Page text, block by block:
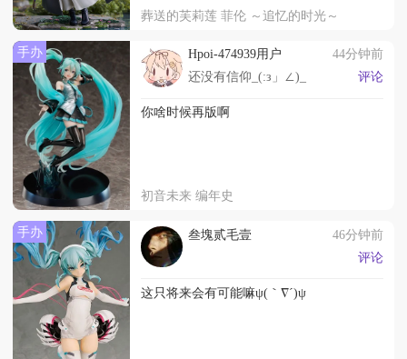
葬送的芙莉莲 菲伦 ～追忆的时光～
手办 Hpoi-474939用户
44分钟前
还没有信仰_(:з」∠)_
评论
你啥时候再版啊
初音未来 编年史
手办 叁塊贰毛壹
46分钟前
评论
这只将来会有可能嘛ψ(｀∇´)ψ